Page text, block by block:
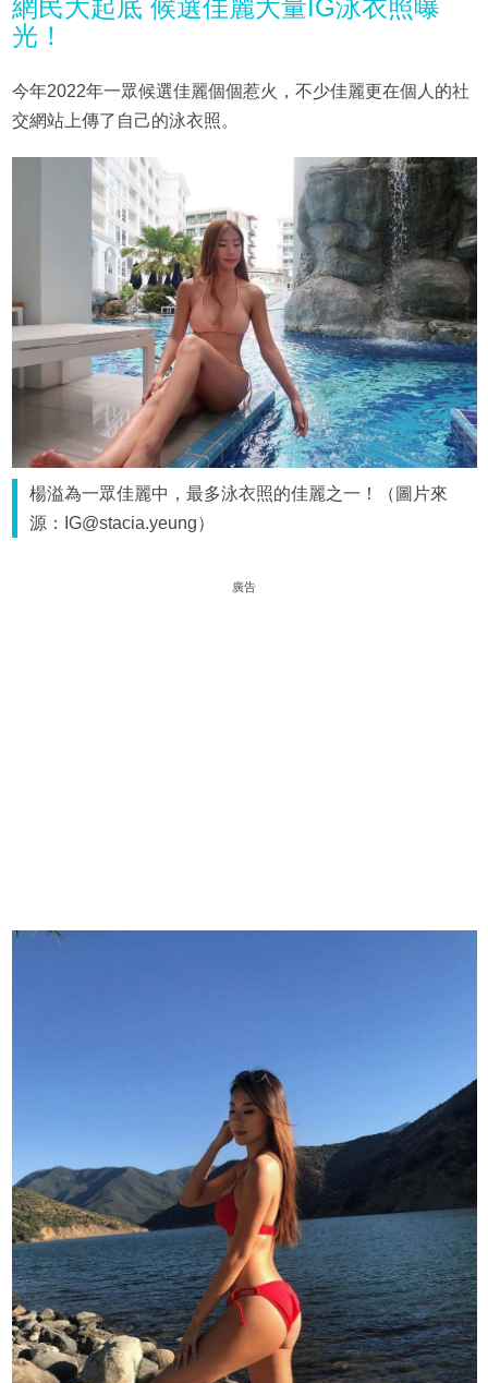
網民大起底 候選佳麗大量IG泳衣照曝
光！
今年2022年一眾候選佳麗個個惹火，不少佳麗更在個人的社
交網站上傳了自己的泳衣照。
楊溢為一眾佳麗中，最多泳衣照的佳麗之一！（圖片來
源：IG@stacia.yeung）
廣告